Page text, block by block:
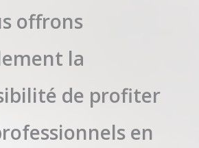
offrons
la
de profiter
en